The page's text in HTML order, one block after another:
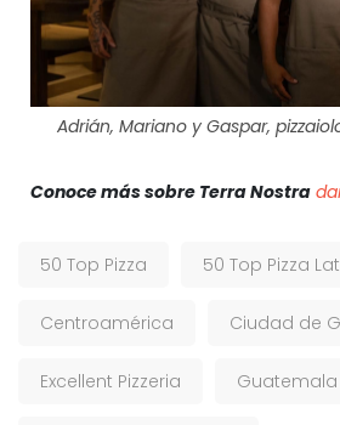
Adrián, Mariano y Gaspar,
Conoce más sobre Terra Nostra
50 Top Pizza 50 Top Pizza
Centroamérica Ciudad de
Excellent Pizzeria Guatemala